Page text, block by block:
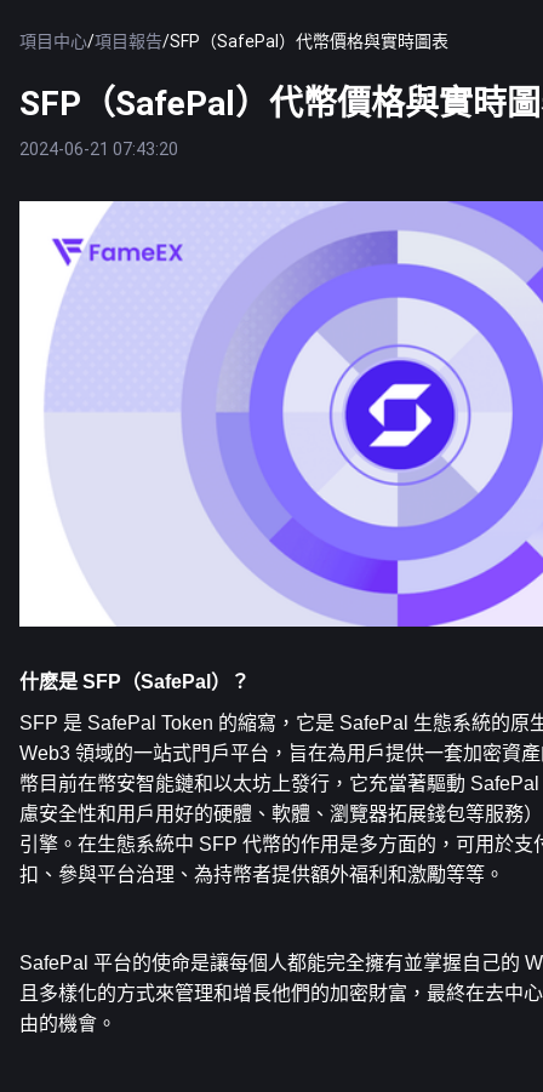
項目中心/項目報告/SFP（SafePal）代幣價格與實時圖表
SFP（SafePal）代幣價格與實時
2024-06-21 07:43:20
什麽是 SFP（SafePal）？
SFP 是 SafePal Token 的縮寫，它是 SafePal 生態系統的原
Web3 領域的一站式門戶平台，旨在為用戶提供一套加密資
幣目前在幣安智能鏈和以太坊上發行，它充當著驅動
慮安全性和用戶用好的硬體、軟體、瀏覽器拓展錢包等服務
引擎。在生態系統中 SFP 代幣的作用是多方面的，可用於支
扣、參與平台治理、為持幣者提供額外福利和激勵等等。
SafePal 平台的使命是讓每個人都能完全擁有並掌握自己的
且多樣化的方式來管理和增長他們的加密財富，最終在去中
由的機會。